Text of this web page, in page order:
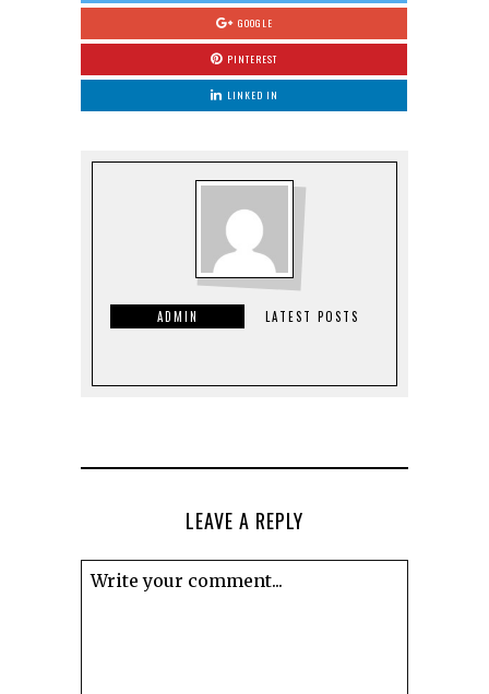
GOOGLE
PINTEREST
LINKED IN
ADMIN LATEST POSTS
LEAVE A REPLY